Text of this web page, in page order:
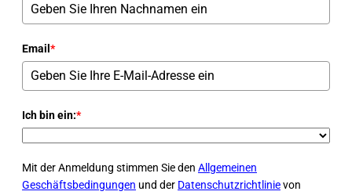
Email *
Ich bin ein:*
Mit der Anmeldung stimmen Sie den Allgemeinen
Geschäftsbedingungen und der Datenschutzrichtlinievon